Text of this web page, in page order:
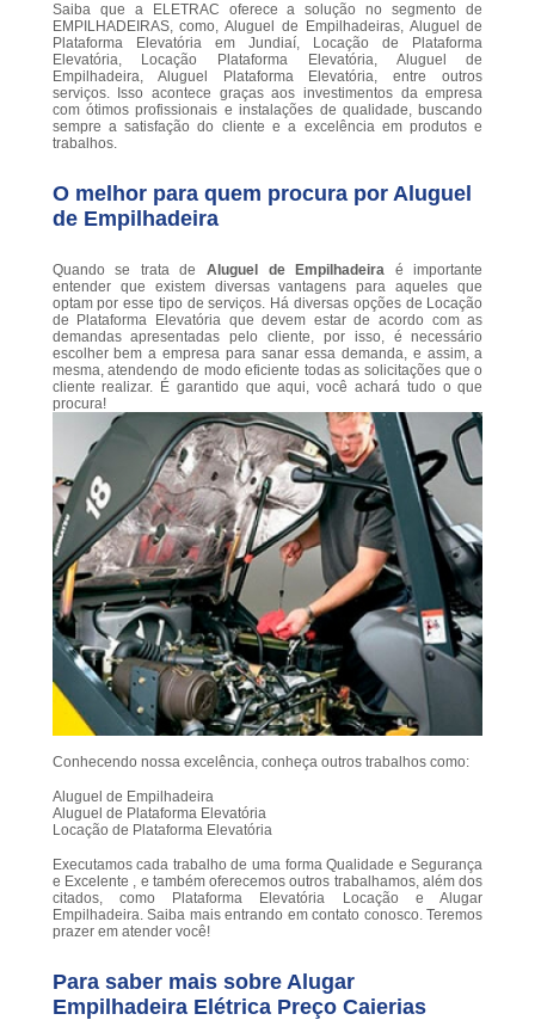
Saiba que a ELETRAC oferece a solução no segmento de
EMPILHADEIRAS, como, Aluguel de Empilhadeiras, Aluguel de
Plataforma Elevatória em Jundiaí, Locação de Plataforma
Elevatória, Locação Plataforma Elevatória, Aluguel de
Empilhadeira, Aluguel Plataforma Elevatória, entre outros
serviços. Isso acontece graças aos investimentos da empresa
com ótimos profissionais e instalações de qualidade, buscando
sempre a satisfação do cliente e a excelência em produtos e
trabalhos.
O melhor para quem procura por Aluguel
de Empilhadeira
Quando se trata de Aluguel de Empilhadeira é importante
entender que existem diversas vantagens para aqueles que
optam por esse tipo de serviços. Há diversas opções de Locação
de Plataforma Elevatória que devem estar de acordo com as
demandas apresentadas pelo cliente, por isso, é necessário
escolher bem a empresa para sanar essa demanda, e assim, a
mesma, atendendo de modo eficiente todas as solicitações que o
cliente realizar. É garantido que aqui, você achará tudo o que
procura!
Conhecendo nossa excelência, conheça outros trabalhos como:
Aluguel de Empilhadeira
Aluguel de Plataforma Elevatória
Locação de Plataforma Elevatória
Executamos cada trabalho de uma forma Qualidade e Segurança
e Excelente , e também oferecemos outros trabalhamos, além dos
citados, como Plataforma Elevatória Locação e Alugar
Empilhadeira. Saiba mais entrando em contato conosco. Teremos
prazer em atender você!
Para saber mais sobre Alugar
Empilhadeira Elétrica Preço Caierias